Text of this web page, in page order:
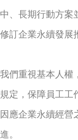
中、長期行動方案
修訂企業永續發展
我們重視基本人權
規定，保障員工工
因應企業永續經
進。